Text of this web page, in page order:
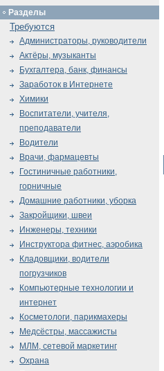
Разделы
Требуются
Администраторы, руководители
Актёры, музыканты
Бухгалтера, банк, финансы
Заработок в Интернете
Химики
Воспитатели, учителя,
преподаватели
Водители
Врачи, фармацевты
Гостиничные работники,
горничные
Домашние работники, уборка
Закройщики, швеи
Инженеры, техники
Инструктора фитнес, аэробика
Кладовщики, водители
погрузчиков
Компьютерные технологии и
интернет
Косметологи, парикмахеры
Медсёстры, массажисты
МЛМ, сетевой маркетинг
Охрана